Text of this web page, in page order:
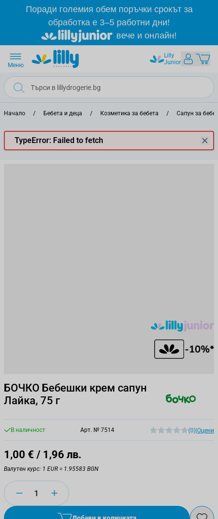
Прескачане към съдържанието
Поради големия обем поръчки срокът за
обработка е 3–5 работни дни!
вече и онлайн!
Lilly
Junior
Меню
Начало / Бебета и деца / Козметика за бебета / Сапун за
TypeError: Failed to fetch
БОЧКО Бебешки крем сапун
Лайка, 75 г
В наличност Арт. № 7514 (0)|Оцени
1,00 € / 1,96 лв.
Валутен курс: 1 EUR = 1.95583 BGN
Количество